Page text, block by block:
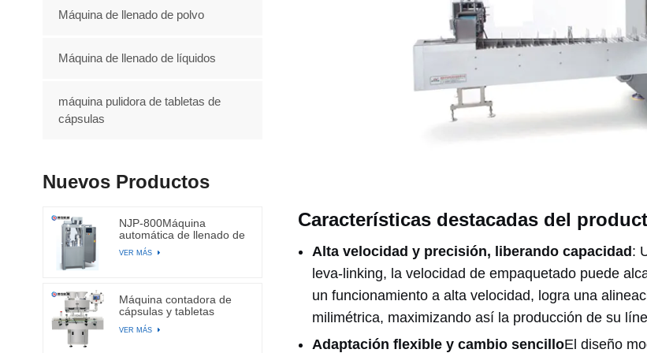
Características destacadas del
Alta velocidad y precisión, liberando capacidad:
leva-linking, la velocidad de empaquetado puede
un funcionamiento a alta velocidad, logra una
milimétrica, maximizando así la producción de su
Adaptación flexible y cambio sencilloEl diseño
Máquina de llenado de polvo
Máquina de llenado de líquidos
máquina pulidora de tabletas de
cápsulas
Nuevos Productos
NJP-800Máquina
automática de llenado de
cápsulas
VER MÁS
Máquina contadora de
cápsulas y tabletas
electrónicas automáticas
de canal BA-DSL-24C
VER MÁS